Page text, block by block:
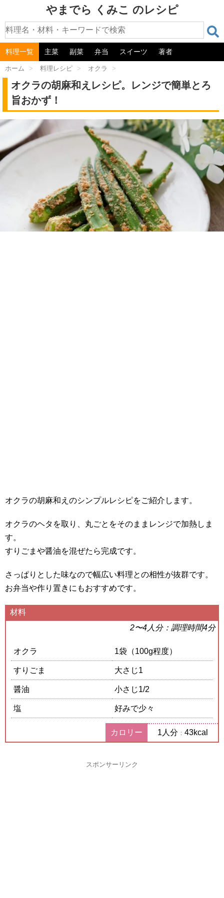
やまでら くみこ のレシピ
料理一覧 主菜 副菜 弁当 スイーツ 著者
ホーム > 料理レシピ > オクラ >
オクラの胡麻和えレシピ。レンジで簡単とろ
旨おかず！
オクラの胡麻和えのシンプルレシピをご紹介します。
オクラのヘタを取り、丸ごとをそのままレンジで加熱しま
す。
すりごまや醤油を混ぜたら完成です。
さっぱりとした味なので幅広い料理との相性が抜群です。
お弁当や作り置きにもおすすめです。
材料
2〜4人分：調理時間4分
オクラ 1袋（100g程度）
すりごま 大さじ1
醤油 小さじ1/2
塩 好みで少々
カロリー 1人分 ： 43kcal
スポンサーリンク